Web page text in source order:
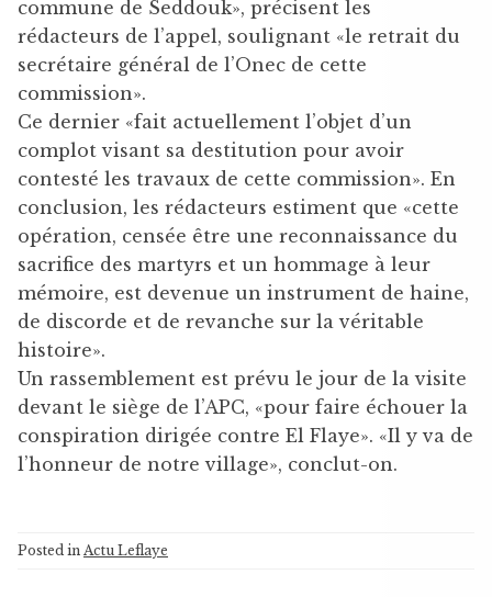
commune de Seddouk», précisent les
rédacteurs de l’appel, soulignant «le retrait du
secrétaire général de l’Onec de cette
commission».
Ce dernier «fait actuellement l’objet d’un
complot visant sa destitution pour avoir
contesté les travaux de cette commission». En
conclusion, les rédacteurs estiment que «cette
opération, censée être une reconnaissance du
sacrifice des martyrs et un hommage à leur
mémoire, est devenue un instrument de haine,
de discorde et de revanche sur la véritable
histoire».
Un rassemblement est prévu le jour de la visite
devant le siège de l’APC, «pour faire échouer la
conspiration dirigée contre El Flaye». «Il y va de
l’honneur de notre village», conclut-on.
Posted in Actu Leflaye